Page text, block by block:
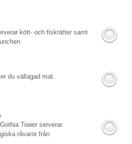
kött- och fiskrätter samt
du vällagad mat.
Tower serverar
råvaror från